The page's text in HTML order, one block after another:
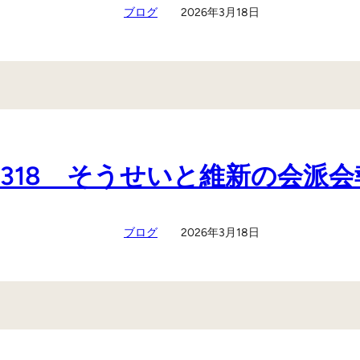
ブログ 2026年3月18日
そうせいと維新の会派会
ブログ 2026年3月18日